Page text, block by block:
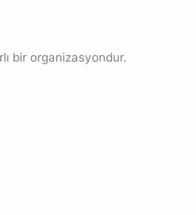
bir organizasyondur.